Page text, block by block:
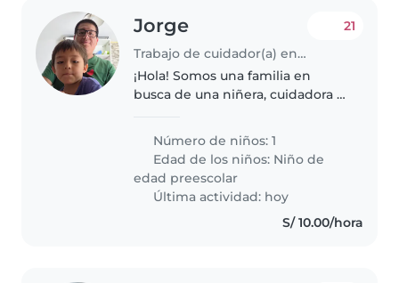
Jorge
Trabajo de cuidador(a) en Santa Anita - Los Ficus
21
¡Hola! Somos una familia en
busca de una niñera, cuidadora o
cuidar a nuestro hijo de
preescolar, quien es energético,
juguetón y muy hablador.
Necesitamos..
Número de niños: 1
Edad de los niños: Niño de
edad preescolar
Última actividad: hoy
S/ 10.00/hora